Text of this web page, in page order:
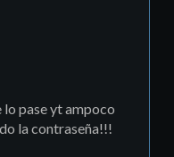
pase yt ampoco
la contraseña!!!